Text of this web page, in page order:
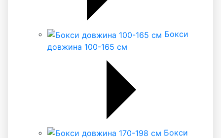
Бокси
довжина 100-165 см
Бокси